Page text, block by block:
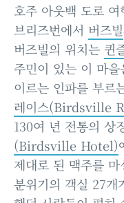
호주 아웃백 도로 여
브리즈번에서 버즈빌
버즈빌의 위치는 퀸
주민이 있는 이 마
이르는 인파를 부르
레이스(Birdsville
130여 년 전통의 상
(Birdsville Hotel)
제대로 된 맥주를
분위기의 객실 27개